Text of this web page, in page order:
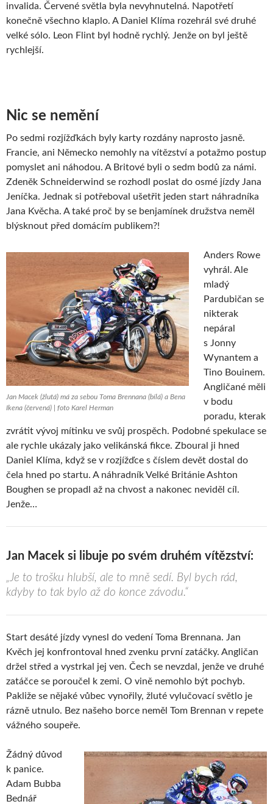
invalida. Červené světla byla nevyhnutelná. Napotřetí
konečně všechno klaplo. A Daniel Klíma rozehrál své druhé
velké sólo. Leon Flint byl hodně rychlý. Jenže on byl ještě
rychlejší.
Nic se nemění
Po sedmi rozjížďkách byly karty rozdány naprosto jasně.
Francie, ani Německo nemohly na vítězství a potažmo postup
pomyslet ani náhodou. A Britové byli o sedm bodů za námi.
Zdeněk Schneiderwind se rozhodl poslat do osmé jízdy Jana
Jeníčka. Jednak si potřeboval ušetřit jeden start náhradníka
Jana Kvěcha. A také proč by se benjamínek družstva neměl
blýsknout před domácím publikem?!
Jan Macek (žlutá) má za sebou Toma Brennana (bílá) a Bena
Ikena (červená) | foto Karel Herman
Anders Rowe
vyhrál. Ale
mladý
Pardubičan se
nikterak
nepáral
s Jonny
Wynantem a
Tino Bouinem.
Angličané měli
v bodu
poradu, kterak
zvrátit vývoj mítinku ve svůj prospěch. Podobné spekulace se
ale rychle ukázaly jako velikánská fikce. Zboural ji hned
Daniel Klíma, když se v rozjížďce s číslem devět dostal do
čela hned po startu. A náhradník Velké Británie Ashton
Boughen se propadl až na chvost a nakonec neviděl cíl.
Jenže…
Jan Macek si libuje po svém druhém vítězství:
„Je to trošku hlubší, ale to mně sedí. Byl bych rád,
kdyby to tak bylo až do konce závodu.“
Start desáté jízdy vynesl do vedení Toma Brennana. Jan
Kvěch jej konfrontoval hned zvenku první zatáčky. Angličan
držel střed a vystrkal jej ven. Čech se nevzdal, jenže ve druhé
zatáčce se poroučel k zemi. O vině nemohlo být pochyb.
Pakliže se nějaké vůbec vynořily, žluté vylučovací světlo je
rázně utnulo. Bez našeho borce neměl Tom Brennan v repete
vážného soupeře.
Žádný důvod
k panice.
Adam Bubba
Bednář